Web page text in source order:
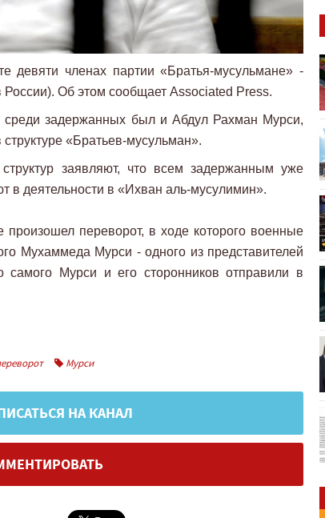
девяти членах партии «Братья-мусульмане» -
Об этом сообщает Associated Press.
задержанных был и Абдул Рахман Мурси,
«Братьев-мусульман».
структур заявляют, что всем задержанным уже
в деятельности в «Ихван аль-мусулимин».
переворот, в ходе которого военные
Мухаммеда Мурси - одного из представителей
самого Мурси и его сторонников отправили в
Мурси
НА КАНАЛ